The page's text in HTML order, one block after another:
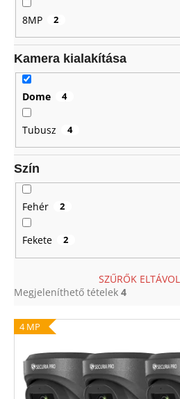
8MP 2
Kamera kialakítása
Dome 4
Tubusz 4
Szín
Fehér 2
Fekete 2
SZŰRŐK
Megjeleníthető tételek 4
T
m
4 MP